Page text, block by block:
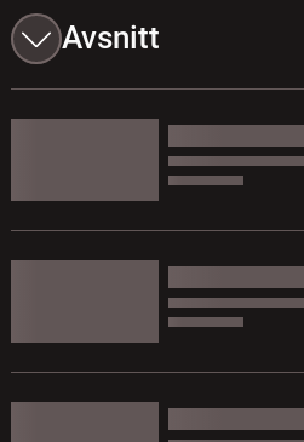
Avsnitt